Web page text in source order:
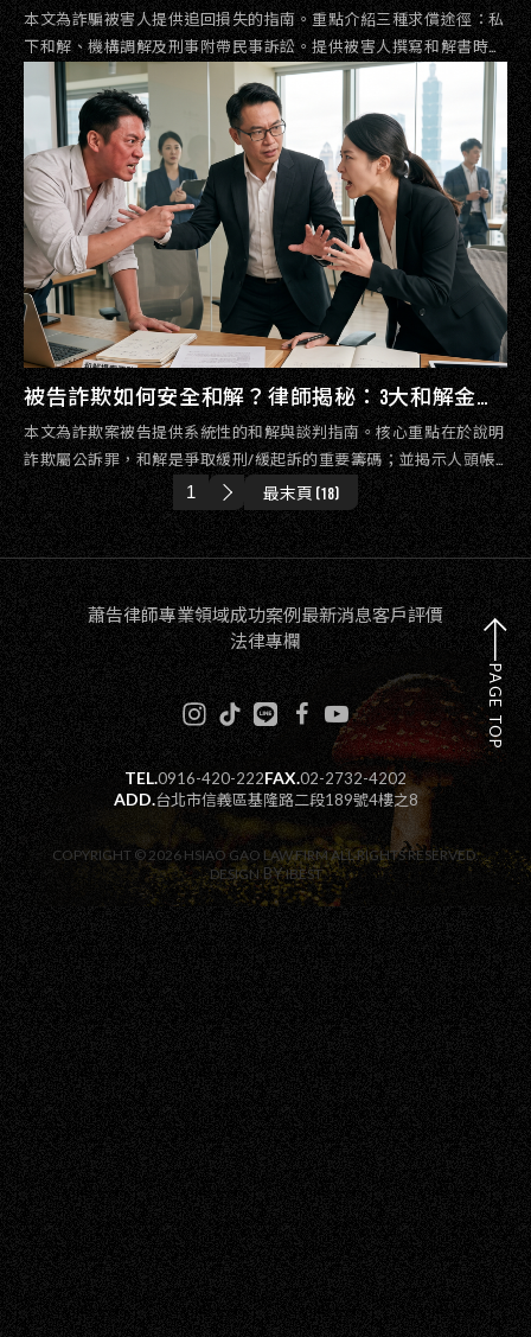
金談判與和解書自保指南
本文為詐騙被害人提供追回損失的指南。重點介紹三種求償途徑：私
下和解、機構調解及刑事附帶民事訴訟。提供被害人撰寫和解書時必
須加入的「緩刑附帶條件」、「強制到期」與「保留對其他共犯追償
權」等關鍵條款，確保賠償金安全到手。
被告詐欺如何安全和解？律師揭秘：3大和解金行
情、談判防身條款
本文為詐欺案被告提供系統性的和解與談判指南。核心重點在於說明
詐欺屬公訴罪，和解是爭取緩刑/緩起訴的重要籌碼；並揭示人頭帳
戶（約5成）、車手（約7成）的實務和解金行情，以及簽署和解書時
防範「背全鍋」的關鍵自保條款。
最末頁 (18)
蕭告律師專業領域成功案例最新消息客戶評價
法律專欄
TEL.0916-420-222FAX.02-2732-4202
ADD.台北市信義區基隆路二段189號4樓之8
COPYRIGHT ©2026 HSIAO GAO LAW FIRMALL RIGHTS RESERVED.
DESIGN BY IBEST
PAGE TOP